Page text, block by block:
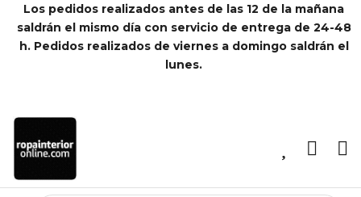
Los pedidos realizados antes de las 12 de la mañana
saldrán el mismo día con servicio de entrega de 24-48
h. Pedidos realizados de viernes a domingo saldrán el
lunes.